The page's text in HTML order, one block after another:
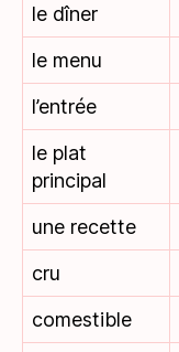
le dîner
le menu
l’entrée
le plat
principal
une recette
cru
comestible